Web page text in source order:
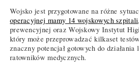
Wojsko jest przygotowane na różne
operacyjnej mamy 14 wojskowych szpitali
prewencyjnej oraz Wojskowy Instytut
który może przeprowadzać kilkaset
znaczny potencjał gotowych do
ratowników medycznych.